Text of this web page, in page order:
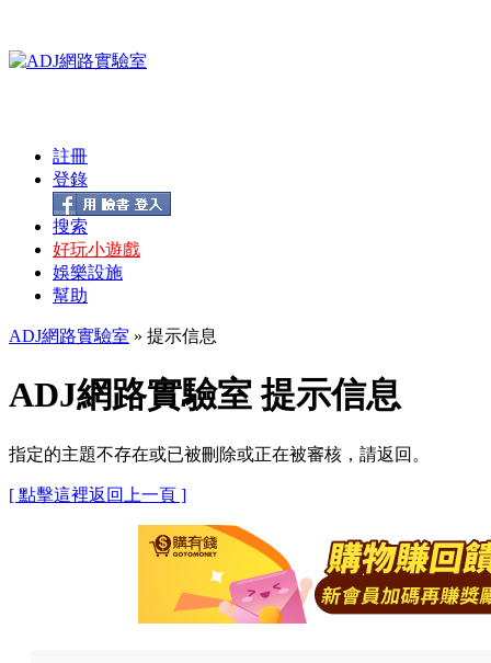
註冊
登錄
搜索
好玩小遊戲
娛樂設施
幫助
ADJ網路實驗室 » 提示信息
ADJ網路實驗室 提示信息
指定的主題不存在或已被刪除或正在被審核，請返回。
[ 點擊這裡返回上一頁 ]